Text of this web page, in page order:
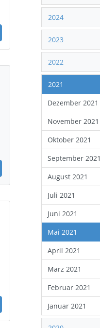
2024
2023
2022
2021
Dezember 2021
November 2021
Oktober 2021
September 2021
August 2021
Juli 2021
Juni 2021
Mai 2021
April 2021
März 2021
Februar 2021
Januar 2021